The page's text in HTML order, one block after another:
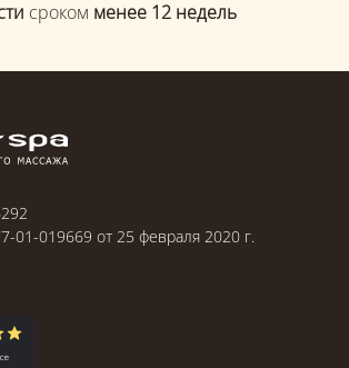
сроком менее 12 недель
019669 от 25 февраля 2020 г.